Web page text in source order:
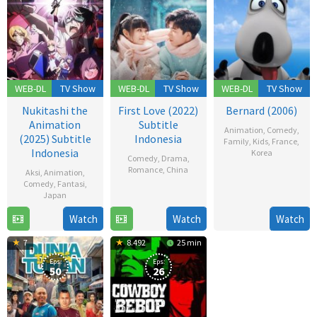
WEB-DL TV Show
Nukitashi the
Animation
(2025) Subtitle
Indonesia
Aksi, Animation,
Comedy, Fantasi,
Japan
Jul
2025
Watch
WEB-DL TV Show
First Love (2022)
Subtitle
Indonesia
Comedy, Drama,
Romance, China
Dec
2022Watch
WEB-DL TV Show
Bernard (2006)
Animation, Comedy,
Family, Kids, France,
Korea
2006
Watch
7
Eps:
50
8.492 25 min
Eps:
26